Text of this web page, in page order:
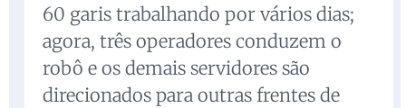
60 garis trabalhando por vários dias;
agora, três operadores conduzem o
robô e os demais servidores são
direcionados para outras frentes de